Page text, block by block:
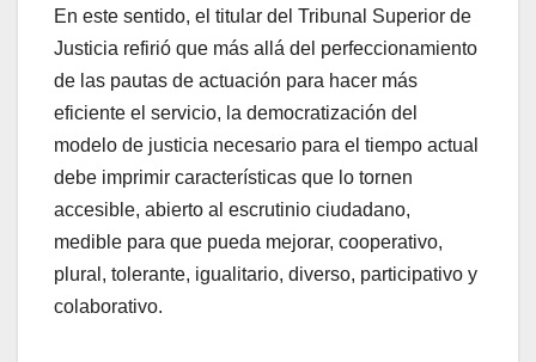
En este sentido, el titular del Tribunal Superior de
Justicia refirió que más allá del perfeccionamiento
de las pautas de actuación para hacer más
eficiente el servicio, la democratización del
modelo de justicia necesario para el tiempo actual
debe imprimir características que lo tornen
accesible, abierto al escrutinio ciudadano,
medible para que pueda mejorar, cooperativo,
plural, tolerante, igualitario, diverso, participativo y
colaborativo.